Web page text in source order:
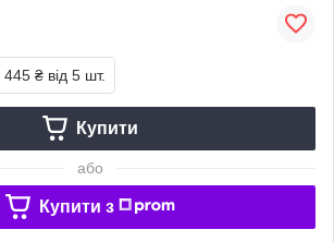
445 ₴ від 5 шт.
Купити
або
Купити з